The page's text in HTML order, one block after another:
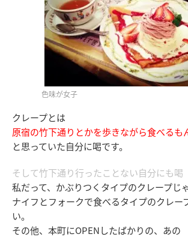
色味が女子
クレープとは
原宿の竹下通りとかを歩きながら食べるも
と思っていた自分に喝です。
そして竹下通り行ったことない自分にも喝
私だって、かぶりつくタイプのクレープじ
ナイフとフォークで食べるタイプのクレー
い。
その他、本町にOPENしたばかりの、あの